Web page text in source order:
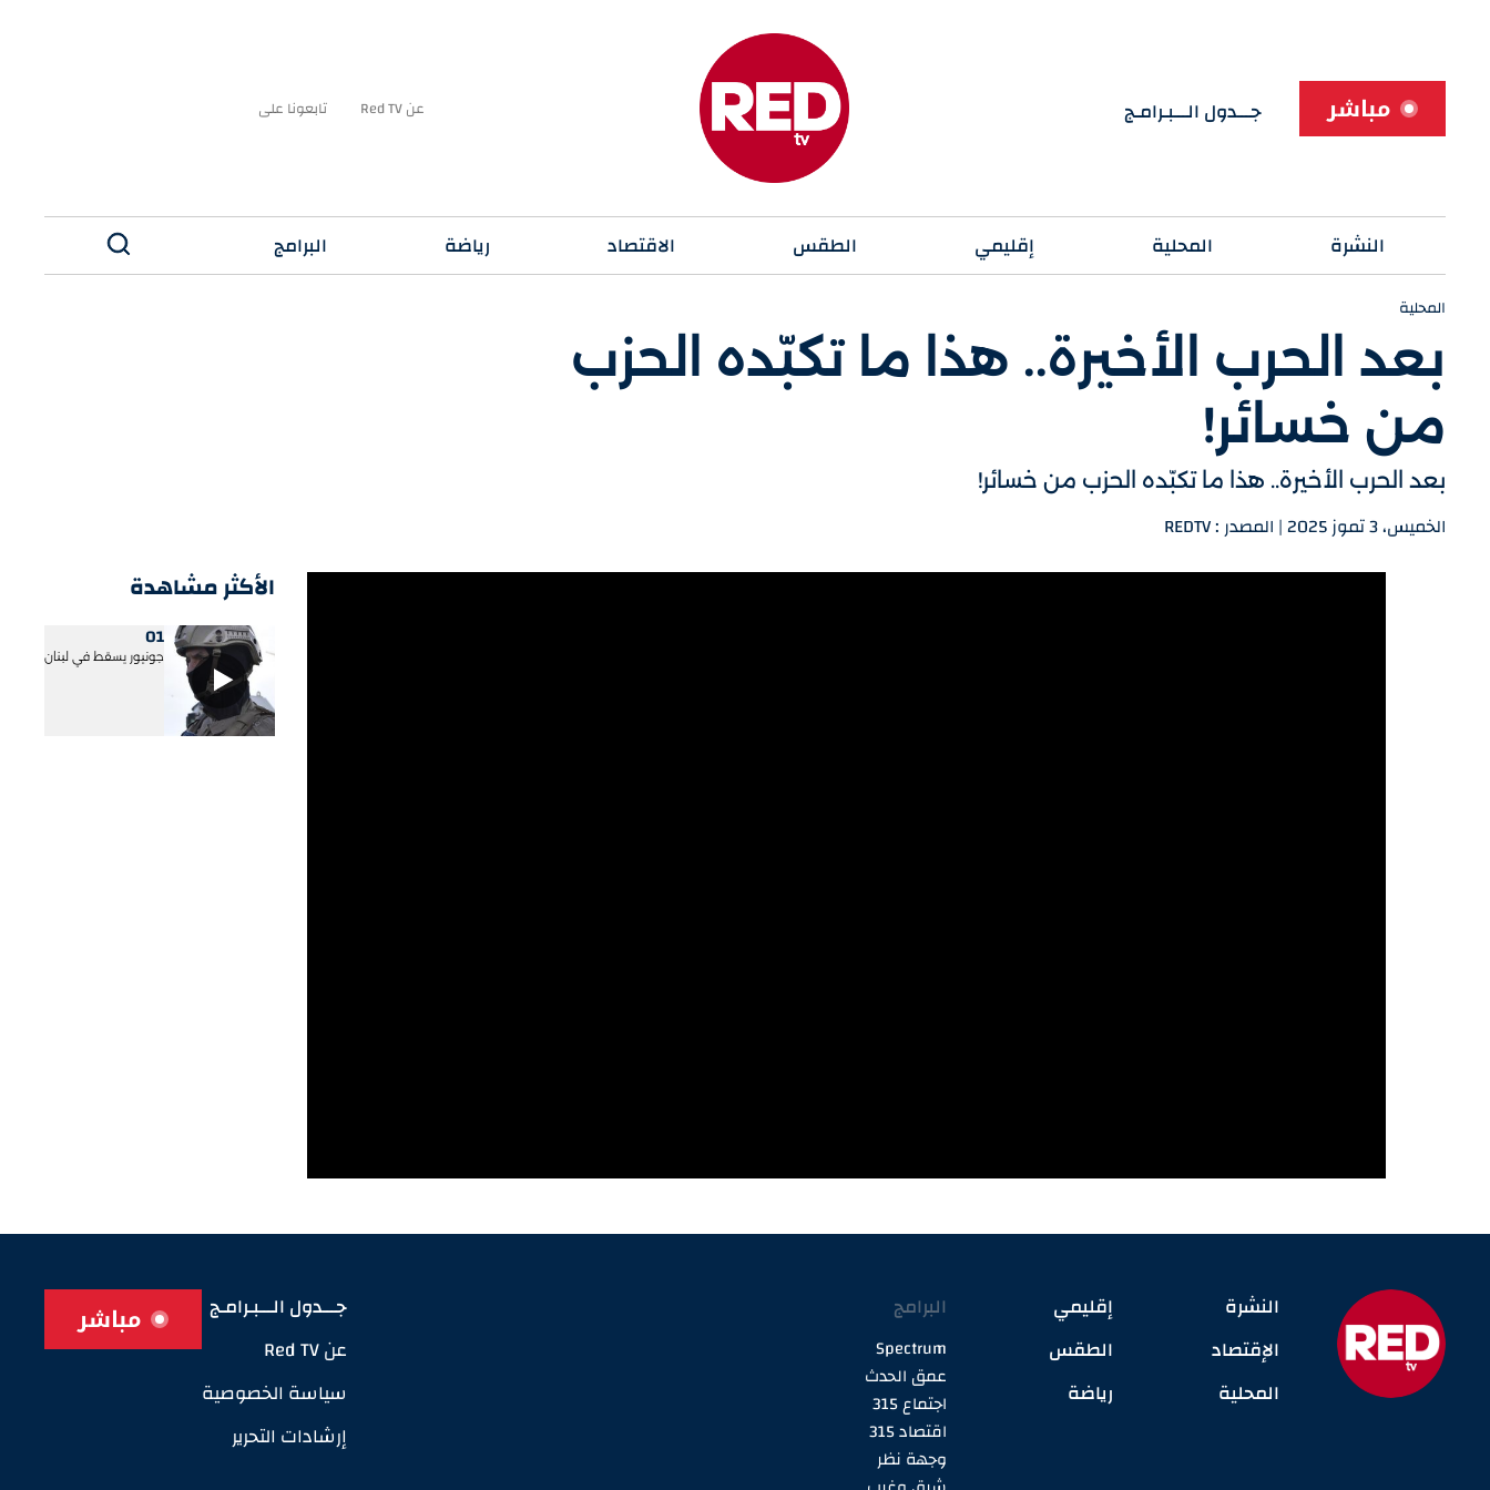
مباشر جـــدول الـــبـرامـج عن Red TV تابعونا على
النشرة المحلية إقليمي الطقس الاقتصاد رياضة البرامج
المحلية
بعد الحرب الأخيرة.. هذا ما تكبّده الحزب
من خسائر!
بعد الحرب الأخيرة.. هذا ما تكبّده الحزب من خسائر!
الخميس، 3 تموز 2025 | المصدر : REDTV
الأكثر مشاهدة
01
جونيور يسقط في لبنان
النشرة
الإقتصاد
المحلية
إقليمي
الطقس
رياضة
البرامج
Spectrum
عمق الحدث
اجتماع 315
اقتصاد 315
وجهة نظر
جـــدول الـــبـرامـج
عن Red TV
سياسة الخصوصية
إرشادات التحرير
مباشر